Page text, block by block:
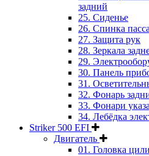
задний
25. Сиденье
26. Спинка
27. Защита рук
28. Зеркала
29.
30. Панель
31.
32. Фонарь
33. Фонари
34. Лебёдка
Striker 500 EFI
Двигатель
01. Головка